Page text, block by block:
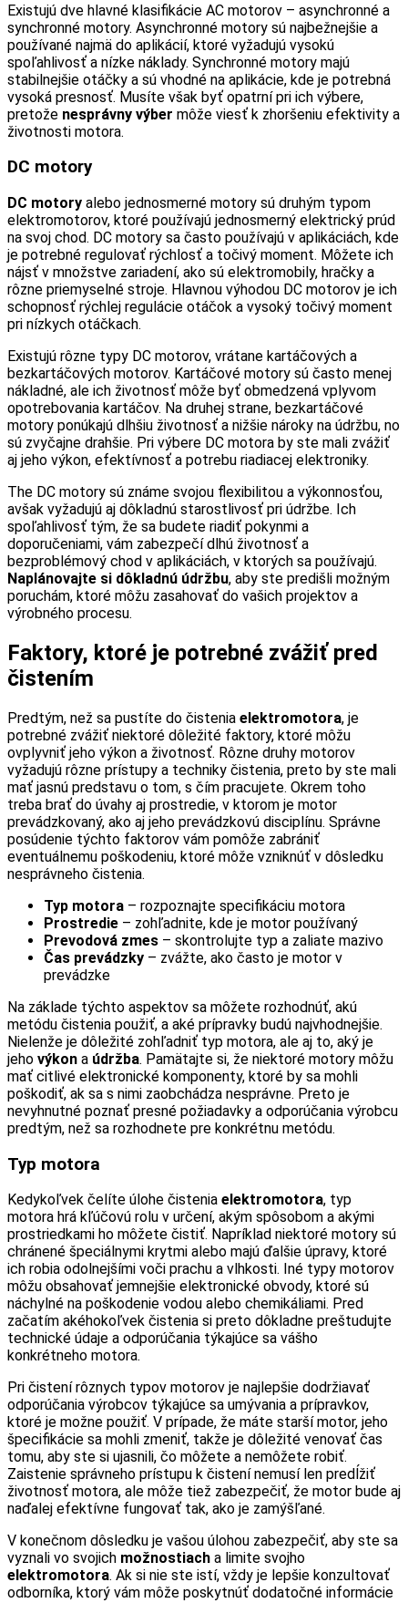
Existujú dve hlavné klasifikácie AC motorov – asynchronné a
synchronné motory. Asynchronné motory sú najbežnejšie a
používané najmä do aplikácií, ktoré vyžadujú vysokú
spoľahlivosť a nízke náklady. Synchronné motory majú
stabilnejšie otáčky a sú vhodné na aplikácie, kde je potrebná
vysoká presnosť. Musíte však byť opatrní pri ich výbere,
pretože nesprávny výber môže viesť k zhoršeniu efektivity a
životnosti motora.
DC motory
DC motory alebo jednosmerné motory sú druhým typom
elektromotorov, ktoré používajú jednosmerný elektrický prúd
na svoj chod. DC motory sa často používajú v aplikáciách, kde
je potrebné regulovať rýchlosť a točivý moment. Môžete ich
nájsť v množstve zariadení, ako sú elektromobily, hračky a
rôzne priemyselné stroje. Hlavnou výhodou DC motorov je ich
schopnosť rýchlej regulácie otáčok a vysoký točivý moment
pri nízkych otáčkach.
Existujú rôzne typy DC motorov, vrátane kartáčových a
bezkartáčových motorov. Kartáčové motory sú často menej
nákladné, ale ich životnosť môže byť obmedzená vplyvom
opotrebovania kartáčov. Na druhej strane, bezkartáčové
motory ponúkajú dlhšiu životnosť a nižšie nároky na údržbu, no
sú zvyčajne drahšie. Pri výbere DC motora by ste mali zvážiť
aj jeho výkon, efektívnosť a potrebu riadiacej elektroniky.
The DC motory sú známe svojou flexibilitou a výkonnosťou,
avšak vyžadujú aj dôkladnú starostlivosť pri údržbe. Ich
spoľahlivosť tým, že sa budete riadiť pokynmi a
doporučeniami, vám zabezpečí dlhú životnosť a
bezproblémový chod v aplikáciách, v ktorých sa používajú.
Naplánovajte si dôkladnú údržbu, aby ste predišli možným
poruchám, ktoré môžu zasahovať do vašich projektov a
výrobného procesu.
Faktory, ktoré je potrebné zvážiť pred
čistením
Predtým, než sa pustíte do čistenia elektromotora, je
potrebné zvážiť niektoré dôležité faktory, ktoré môžu
ovplyvniť jeho výkon a životnosť. Rôzne druhy motorov
vyžadujú rôzne prístupy a techniky čistenia, preto by ste mali
mať jasnú predstavu o tom, s čím pracujete. Okrem toho
treba brať do úvahy aj prostredie, v ktorom je motor
prevádzkovaný, ako aj jeho prevádzkovú disciplínu. Správne
posúdenie týchto faktorov vám pomôže zabrániť
eventuálnemu poškodeniu, ktoré môže vzniknúť v dôsledku
nesprávneho čistenia.
Typ motora – rozpoznajte specifikáciu motora
Prostredie – zohľadnite, kde je motor používaný
Prevodová zmes – skontrolujte typ a zaliate mazivo
Čas prevádzky – zvážte, ako často je motor v
prevádzke
Na základe týchto aspektov sa môžete rozhodnúť, akú
metódu čistenia použiť, a aké prípravky budú najvhodnejšie.
Nielenže je dôležité zohľadniť typ motora, ale aj to, aký je
jeho výkon a údržba. Pamätajte si, že niektoré motory môžu
mať citlivé elektronické komponenty, ktoré by sa mohli
poškodiť, ak sa s nimi zaobchádza nesprávne. Preto je
nevyhnutné poznať presné požiadavky a odporúčania výrobcu
predtým, než sa rozhodnete pre konkrétnu metódu.
Typ motora
Kedykoľvek čelíte úlohe čistenia elektromotora, typ
motora hrá kľúčovú rolu v určení, akým spôsobom a akými
prostriedkami ho môžete čistiť. Napríklad niektoré motory sú
chránené špeciálnymi krytmi alebo majú ďalšie úpravy, ktoré
ich robia odolnejšími voči prachu a vlhkosti. Iné typy motorov
môžu obsahovať jemnejšie elektronické obvody, ktoré sú
náchylné na poškodenie vodou alebo chemikáliami. Pred
začatím akéhokoľvek čistenia si preto dôkladne preštudujte
technické údaje a odporúčania týkajúce sa vášho
konkrétneho motora.
Pri čistení rôznych typov motorov je najlepšie dodržiavať
odporúčania výrobcov týkajúce sa umývania a prípravkov,
ktoré je možne použiť. V prípade, že máte starší motor, jeho
špecifikácie sa mohli zmeniť, takže je dôležité venovať čas
tomu, aby ste si ujasnili, čo môžete a nemôžete robiť.
Zaistenie správneho prístupu k čistení nemusí len predĺžiť
životnosť motora, ale môže tiež zabezpečiť, že motor bude aj
naďalej efektívne fungovať tak, ako je zamýšľané.
V konečnom dôsledku je vašou úlohou zabezpečiť, aby ste sa
vyznali vo svojich možnostiach a limite svojho
elektromotora. Ak si nie ste istí, vždy je lepšie konzultovať
odborníka, ktorý vám môže poskytnúť dodatočné informácie